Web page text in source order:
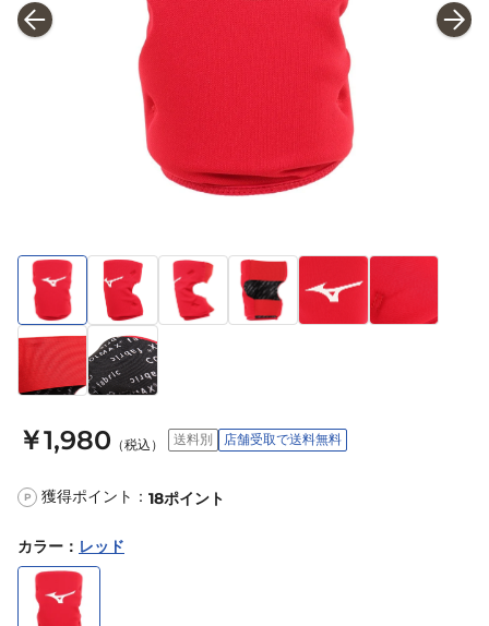
￥1,980 （税込） 送料別 店舗受取で送料無料
P 獲得ポイント： 18ポイント
カラー ： レッド